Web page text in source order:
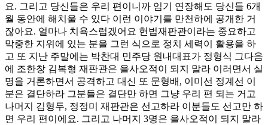
요. 그리고 당신들은 우리 편이니까 임기 연장해도 당신들 6개
월 동안에 해치울 수 있다 이런 이야기를 만천하에 공개한 거
잖아요. 얼마나 치욕스럽겠어요 헌법재판관이라는 중요하고
막중한 지위에 있는 분을 그런 식으로 정치 세력이 활용을 하
고 또 지난 주말에는 박찬대 민주당 원내대표가 정형식 그다음
에 조한창 김복형 재판관은 을사오적이 되지 말라 이러면서 실
명을 거론하면서 공격하고 대신 또 문형배, 이미선 정계선 이
분은 결단하라 그분들은 결단만 하면 그냥 우리 편 되는 거고
나머지 김형두, 정정미 재판관은 선고하라 이분들도 선고만 하
면 우리 편이에요. 그리고 나머지 3명은 을사오적이 되지 말라